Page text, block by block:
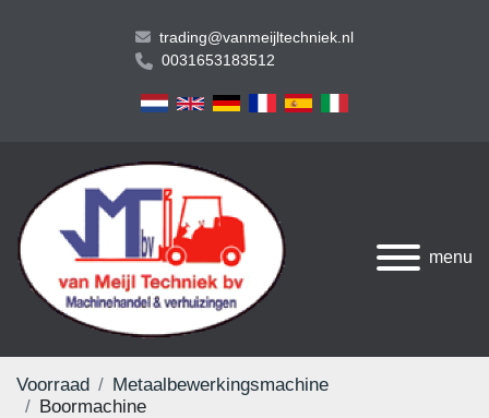
trading@vanmeijltechniek.nl
0031653183512
menu
Voorraad
Metaalbewerkingsmachine
Boormachine